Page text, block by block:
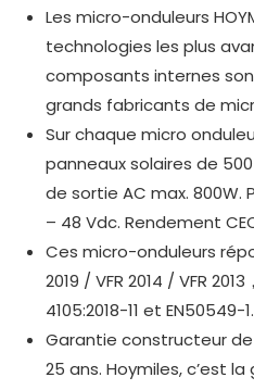
Les micro-onduleurs
technologies les plus
composants internes
grands fabricants de
Sur chaque micro
panneaux solaires de
de sortie AC max. 800W.
– 48 Vdc. Rendement
Ces micro-onduleurs
2019 / VFR 2014 / VFR
4105:2018-11 et EN50549-1.
Garantie constructeur de
25 ans. Hoymiles, c’est